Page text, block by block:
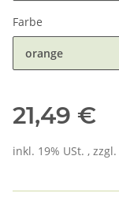
Farbe
orange
21,49 €
inkl. 19% USt. , zzgl.